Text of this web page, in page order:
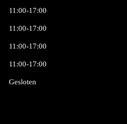
11:00-17:00
11:00-17:00
11:00-17:00
11:00-17:00
Gesloten